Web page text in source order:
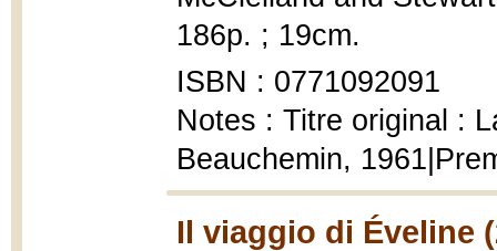
186p. ; 19cm.
ISBN : 0771092091
Notes : Titre original :
Beauchemin,
Il viaggio di Éveline